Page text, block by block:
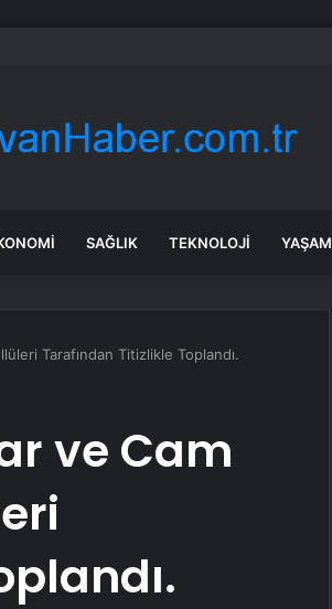
Mindere Çıktı
SAĞLIK TEKNOLOJI YAŞAM
Tarafından Titizlikle Toplandı.
ve Cam